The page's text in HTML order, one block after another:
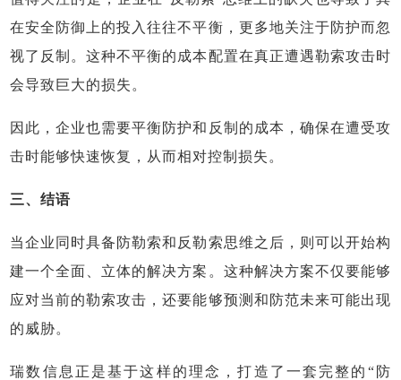
在安全防御上的投入往往不平衡，更多地关注于防护而忽
视了反制。这种不平衡的成本配置在真正遭遇勒索攻击时
会导致巨大的损失。
因此，企业也需要平衡防护和反制的成本，确保在遭受攻
击时能够快速恢复，从而相对控制损失。
三、结语
当企业同时具备防勒索和反勒索思维之后，则可以开始构
建一个全面、立体的解决方案。这种解决方案不仅要能够
应对当前的勒索攻击，还要能够预测和防范未来可能出现
的威胁。
瑞数信息正是基于这样的理念，打造了一套完整的“防